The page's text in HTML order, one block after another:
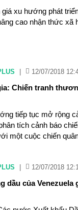
giá xu hướng phát
cao nhận thức xã
12/07/2018
Chiến tranh
tiếp tục mở rộng
tích cảnh báo
một cuộc chiến
12/07/2018
dầu của